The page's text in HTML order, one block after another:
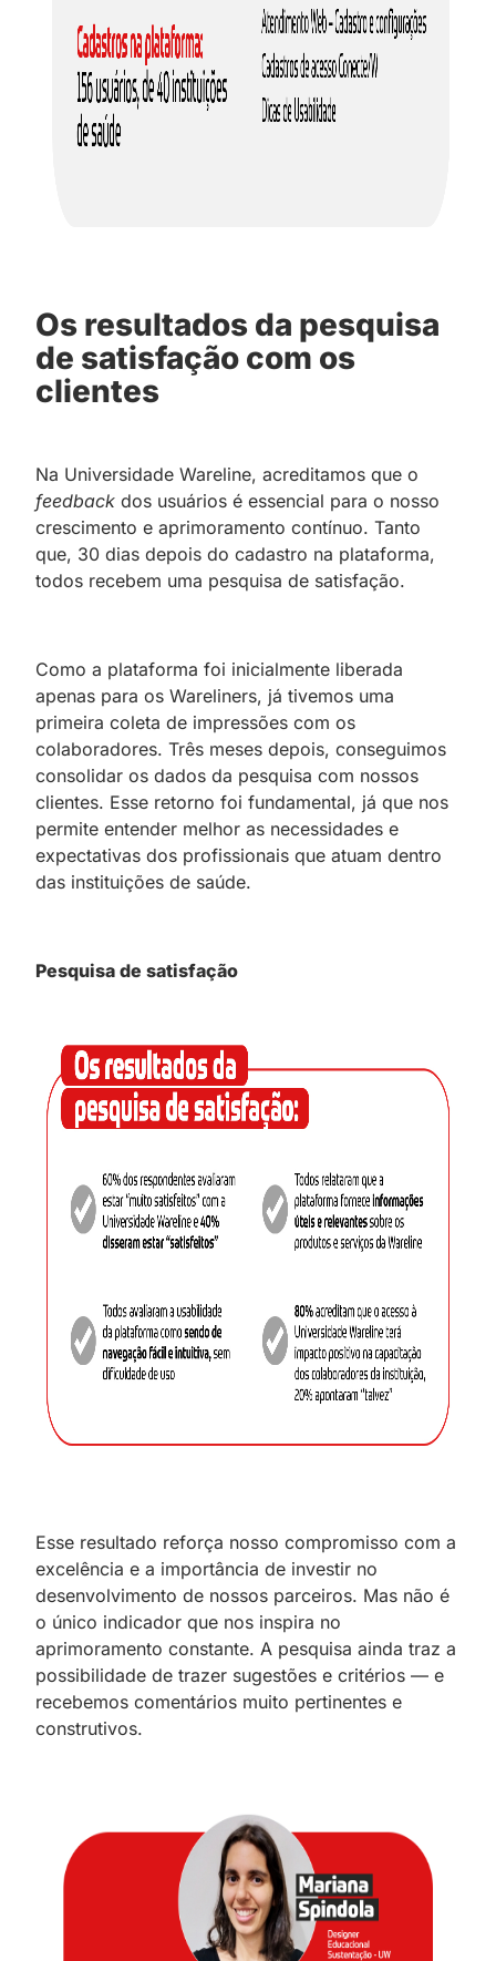
Os resultados da pesquisa
de satisfação com os
clientes
Na Universidade Wareline, acreditamos que o
feedback dos usuários é essencial para o nosso
crescimento e aprimoramento contínuo. Tanto
que, 30 dias depois do cadastro na plataforma,
todos recebem uma pesquisa de satisfação.
Como a plataforma foi inicialmente liberada
apenas para os Wareliners, já tivemos uma
primeira coleta de impressões com os
colaboradores. Três meses depois, conseguimos
consolidar os dados da pesquisa com nossos
clientes. Esse retorno foi fundamental, já que nos
permite entender melhor as necessidades e
expectativas dos profissionais que atuam dentro
das instituições de saúde.
Pesquisa de satisfação
Esse resultado reforça nosso compromisso com a
excelência e a importância de investir no
desenvolvimento de nossos parceiros. Mas não é
o único indicador que nos inspira no
aprimoramento constante. A pesquisa ainda traz a
possibilidade de trazer sugestões e critérios — e
recebemos comentários muito pertinentes e
construtivos.